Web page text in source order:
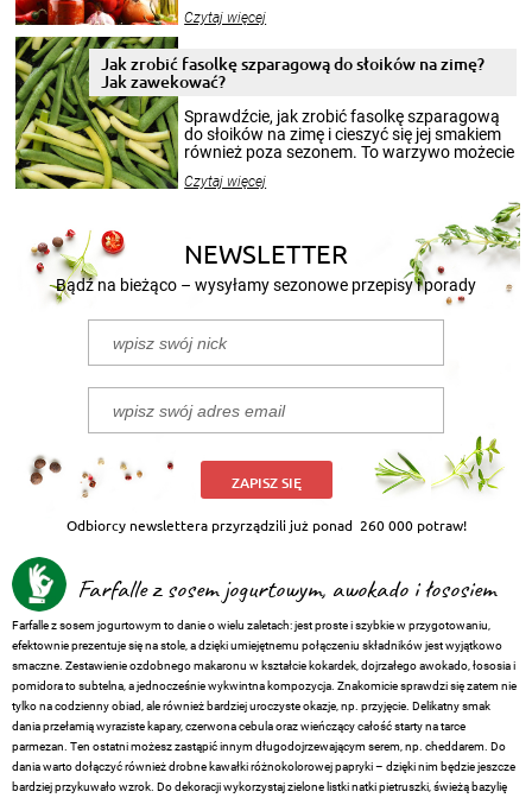
krajobrazów, by cieszyć nimi oko w sezonie
pełni poczuć atmosferę cieplejszych
miesięcy. Przygotowanie słoików ze
patenty, które pozwolą zachować świeżość
przetworów.
Czytaj więcej
Jak zrobić fasolkę szparagową do słoików na zimę?
Jak zawekować?
Sprawdźcie, jak zrobić fasolkę szparagową
do słoików na zimę i cieszyć się jej smakiem
również poza sezonem. To warzywo możecie
nasze propozycje!
Czytaj więcej
NEWSLETTER
Bądź na bieżąco – wysyłamy sezonowe przepisy i porady
ZAPISZ SIĘ
Odbiorcy newslettera przyrządzili już ponad 260 000 potraw!
Farfalle z sosem jogurtowym, awokado i łososiem
Farfalle z sosem jogurtowym to danie o wielu zaletach: jest proste i szybkie w przygotowaniu,
efektownie prezentuje się na stole, a dzięki umiejętnemu połączeniu składników jest wyjątkowo
smaczne. Zestawienie ozdobnego makaronu w kształcie kokardek, dojrzałego awokado, łososia i
pomidora to subtelna, a jednocześnie wykwintna kompozycja. Znakomicie sprawdzi się zatem nie
tylko na codzienny obiad, ale również bardziej uroczyste okazje, np. przyjęcie. Delikatny smak
dania przełamią wyraziste kapary, czerwona cebula oraz wieńczący całość starty na tarce
parmezan. Ten ostatni możesz zastąpić innym długodojrzewającym serem, np. cheddarem. Do
dania warto dołączyć również drobne kawałki różnokolorowej papryki – dzięki nim będzie jeszcze
bardziej przykuwało wzrok. Do dekoracji wykorzystaj zielone listki natki pietruszki, świeżą bazylię